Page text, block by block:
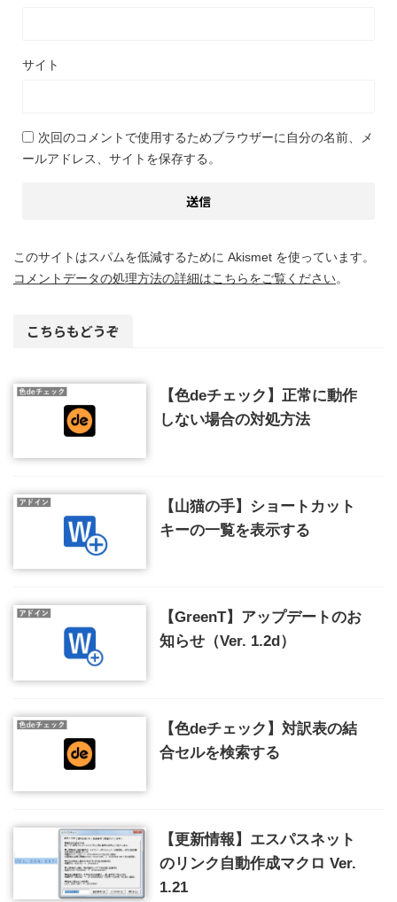
サイト
次回のコメントで使用するためブラウザーに自分の名前、メ
ールアドレス、サイトを保存する。
このサイトはスパムを低減するために Akismet を使っています。
コメントデータの処理方法の詳細はこちらをご覧ください。
こちらもどうぞ
【色deチェック】正常に動作
しない場合の対処方法
【山猫の手】ショートカット
キーの一覧を表示する
【GreenT】アップデートのお
知らせ（Ver. 1.2d）
【色deチェック】対訳表の結
合セルを検索する
【更新情報】エスパスネット
のリンク自動作成マクロ Ver.
1.21